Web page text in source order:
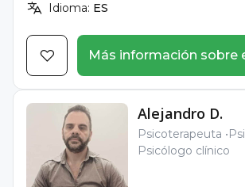
Idioma: ES
Más información sobre
Alejandro D.
Psicoterapeuta
Psicólogo clínico